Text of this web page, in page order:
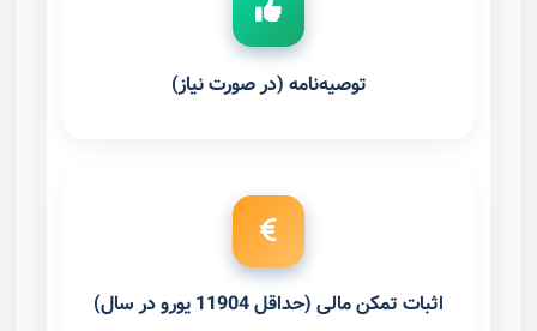
توصیه‌نامه (در صورت نیاز)
اثبات تمکن مالی (حداقل 11904 یورو در سال)